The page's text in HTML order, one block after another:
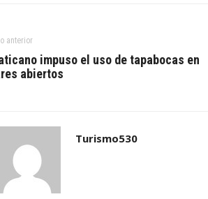
anterior
impuso el uso de tapabocas en
abiertos
Turismo530